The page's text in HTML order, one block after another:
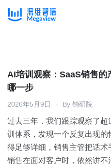
产品总览
产品集成
下载客户端
解决方案
按行业
消费医疗
客户案例
开放平台
定价
AI培训观察：SaaS销售的
哪一步
2026年5月9日 By 销研院
过去三年，我们跟踪观察了
训体系，发现一个反复出现
得足够详细，销售主管把话
销售在面对客户时，依然讲不